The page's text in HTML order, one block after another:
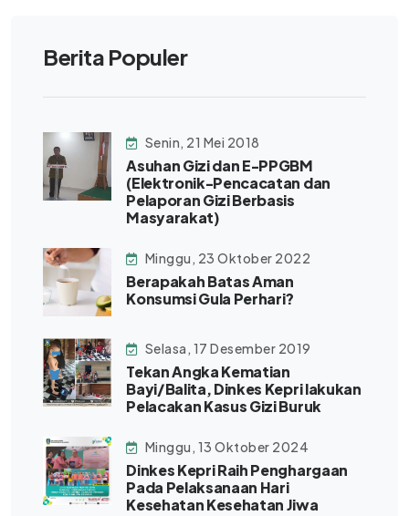
Berita Populer
Senin, 21 Mei 2018
Asuhan Gizi dan E-PPGBM
(Elektronik-Pencacatan dan
Pelaporan Gizi Berbasis
Masyarakat)
Minggu, 23 Oktober 2022
Berapakah Batas Aman
Konsumsi Gula Perhari?
Selasa, 17 Desember 2019
Tekan Angka Kematian
Bayi/Balita, Dinkes Kepri lakukan
Pelacakan Kasus Gizi Buruk
Minggu, 13 Oktober 2024
Dinkes Kepri Raih Penghargaan
Pada Pelaksanaan Hari
Kesehatan Kesehatan Jiwa